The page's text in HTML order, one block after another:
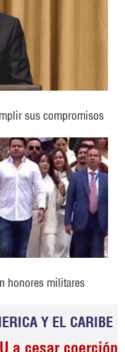
sus compromisos
honores militares
Y EL CARIBE